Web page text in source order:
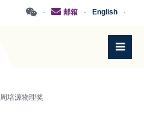
·
English
·
邮箱
·
周培源物理奖